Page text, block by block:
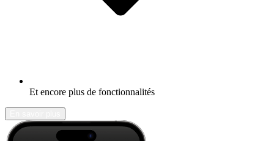
Et encore plus de fonctionnalités